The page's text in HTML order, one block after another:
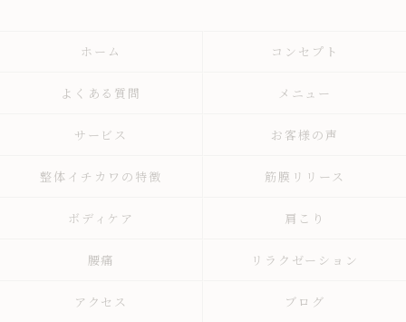
ホーム コンセプト
よくある質問 メニュー
サービス お客様の声
整体イチカワの特徴 筋膜リリース
ボディケア 肩こり
腰痛 リラクゼーション
アクセス ブログ